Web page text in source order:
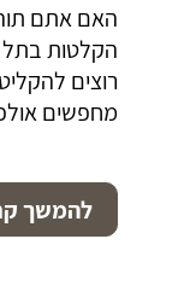
האם אתם
הקלטות
רוצים
מחפשים
להמשך